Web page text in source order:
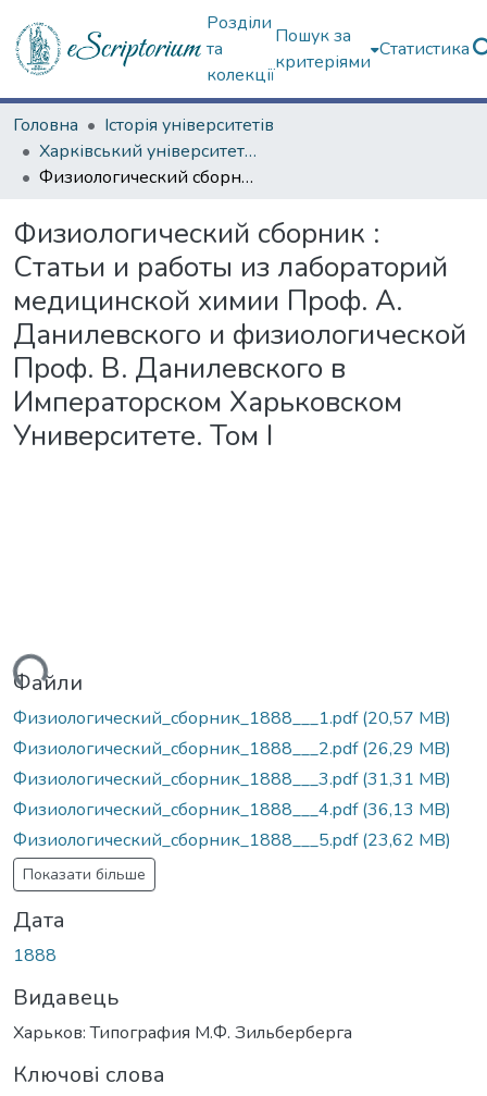
Розділи
та
колекції
Пошук за
критеріями
Статистика
Головна
Історія університетів
Харківський університет (до 217-річчя)
Физиологический сборник : Статьи и работы из лабораторий медицинской химии Проф. А. Данилевского и физиологической Проф. В. Данилевского в Императорском Харьковском Университете. Том І
Физиологический сборник :
Статьи и работы из лабораторий
медицинской химии Проф. А.
Данилевского и физиологической
Проф. В. Данилевского в
Императорском Харьковском
Университете. Том І
Файли
Физиологический_сборник_1888___1.pdf(20,57 MB)
Физиологический_сборник_1888___2.pdf(26,29 MB)
Физиологический_сборник_1888___3.pdf(31,31 MB)
Физиологический_сборник_1888___4.pdf(36,13 MB)
Физиологический_сборник_1888___5.pdf(23,62 MB)
Показати більше
Дата
1888
Видавець
Харьков: Типография М.Ф. Зильберберга
Ключові слова